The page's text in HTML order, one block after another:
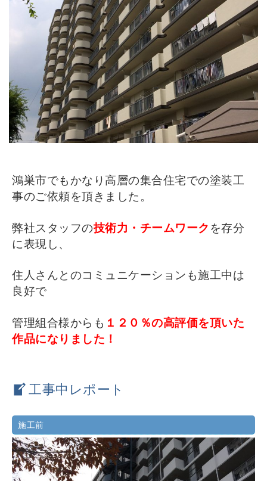
鴻巣市でもかなり高層の集合住宅での塗装工
事のご依頼を頂きました。
弊社スタッフの技術力・チームワーク を存分
に表現し、
住人さんとのコミュニケーションも施工中は
良好で
管理組合様からも １２０％の高評価を頂いた
作品になりました！
工事中レポート
施工前